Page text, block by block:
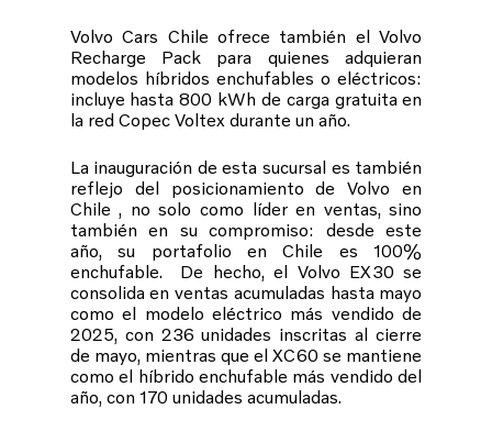
Volvo Cars Chile ofrece también el Volvo
Recharge Pack para quienes adquieran
modelos híbridos enchufables o eléctricos:
incluye hasta 800 kWh de carga gratuita en
la red Copec Voltex durante un año.
La inauguración de esta sucursal es también
reflejo del posicionamiento de Volvo en
Chile , no solo como líder en ventas, sino
también en su compromiso: desde este
año, su portafolio en Chile es 100%
enchufable. De hecho, el Volvo EX30 se
consolida en ventas acumuladas hasta mayo
como el modelo eléctrico más vendido de
2025, con 236 unidades inscritas al cierre
de mayo, mientras que el XC60 se mantiene
como el híbrido enchufable más vendido del
año, con 170 unidades acumuladas.